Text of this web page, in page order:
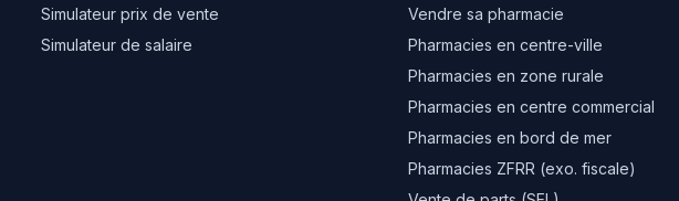
Simulateur prix de vente
Simulateur de salaire
Vendre sa pharmacie
Pharmacies en centre-ville
Pharmacies en zone rurale
Pharmacies en centre commercial
Pharmacies en bord de mer
Pharmacies ZFRR (exo. fiscale)